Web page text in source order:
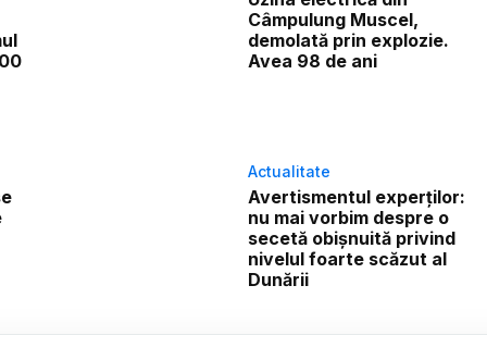
Câmpulung Muscel,
demolată prin explozie.
Avea 98 de ani
Actualitate
Avertismentul experților:
nu mai vorbim despre o
secetă obișnuită privind
nivelul foarte scăzut al
Dunării